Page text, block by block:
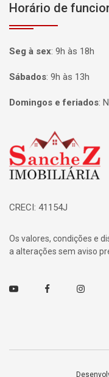
Horário de
Seg à sex: 9h às 18h
Sábados: 9h às 13h
Domingos e feriados:
Página inicial
CRECI: 41154J
Os valores, condições e
a alterações sem aviso
Youtube Facebook